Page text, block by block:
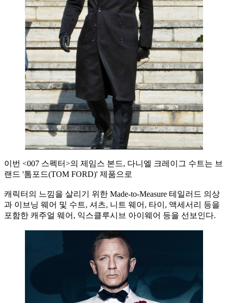
이번 <007 스펙터>의 제임스 본드, 다니엘 크레이그 수트는 브
랜드 '톰포드(TOM FORD)' 제품으로
캐릭터의 느낌을 살리기 위한 Made-to-Measure 테일러드 의상
과 이브닝 웨어 및 수트, 셔츠, 니트 웨어, 타이, 액세서리 등을
포함한 캐주얼 웨어, 익스클루시브 아이웨어 등을 선보인다.